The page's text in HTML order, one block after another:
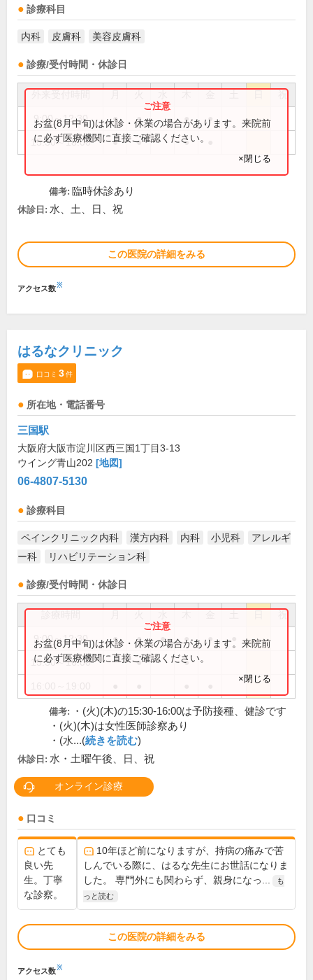
診療科目
内科 皮膚科 美容皮膚科
診療/受付時間・休診日
祝
9:00～12:30 ● ● ● ●
15:30～18:00 ● ● ●
お盆(8月中旬)は休診・休業の場合があります。来院前
に必ず医療機関に直接ご確認ください。
×閉じる
備考: 臨時休診あり
休診日: 水、土、日、祝
この医院の詳細をみる
アクセス数※
はるなクリニック
口コミ 3件
所在地・電話番号
三国駅
大阪府大阪市淀川区西三国1丁目3-13
ウイング青山202 [地図]
06-4807-5130
診療科目
ペインクリニック内科 漢方内科 内科 小児科
アレルギ
ー科
リハビリテーション科
診療/受付時間・休診日
祝
9:00～12:30 ● ● ● ● ●
15:30～16:00 ● ●
お盆(8月中旬)は休診・休業の場合があります。来院前
に必ず医療機関に直接ご確認ください。
×閉じる
備考:
・(火)(木)の15:30-16:00は予防接種、健診です
・(火)(木)は女性医師診察あり
・(水...(続きを読む)
休診日: 水・土曜午後、日、祝
オンライン診療
口コミ
とても
良い先
生。丁寧
な診察。
10年ほど前になりますが、持病の痛みで苦
しんでいる際に、はるな先生にお世話になりま
した。 専門外にも関わらず、親身になっ...
も
っと読む
この医院の詳細をみる
アクセス数※